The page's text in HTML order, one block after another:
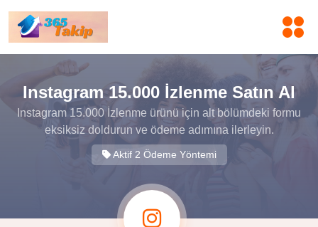
Instagram 15.000 İzlenme Satın Al
Instagram 15.000 İzlenme ürünü için alt bölümdeki formu
eksiksiz doldurun ve ödeme adımına ilerleyin.
Aktif 2 Ödeme Yöntemi